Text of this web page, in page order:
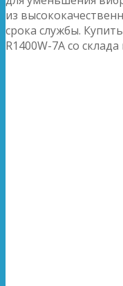
из
срока службы.
R1400W-7A со